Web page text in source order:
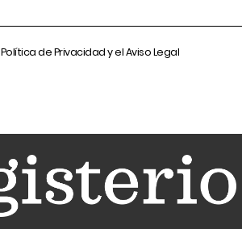
Política de Privacidady elAviso Legal